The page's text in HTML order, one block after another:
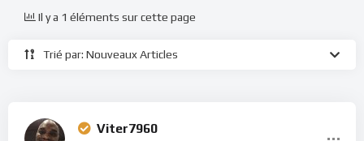
Trié par: Nouveaux Articles
Il y a 1 éléments sur cette page
Viter7960